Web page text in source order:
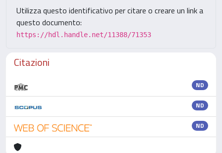
Utilizza questo identificativo per citare o creare un link a
questo documento:
https://hdl.handle.net/11388/71353
Citazioni
ND
ND
ND